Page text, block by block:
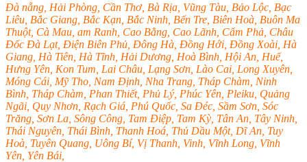
Đà nẵng, Hải Phòng, Cần Thơ, Bà Rịa, Vũng Tàu, Bảo Lộc, Bạc
Liêu, Bắc Giang, Bắc Kạn, Bắc Ninh, Bến Tre, Biên Hoà, Buôn Ma
Thuột, Cà Mau, am Ranh, Cao Bằng, Cao Lãnh, Cẩm Phả, Châu
Đốc Đà Lạt, Điện Biên Phủ, Đông Hà, Đồng Hới, Đồng Xoài, Hà
Giang, Hà Tiên, Hà Tĩnh, Hải Dương, Hoà Bình, Hội An, Huế,
Hưng Yên, Kon Tum, Lai Châu, Lạng Sơn, Lào Cai, Long Xuyên,
Móng Cái, Mỹ Tho, Nam Định, Nha Trang, Tháp Chàm, Ninh
Bình, Tháp Chàm, Phan Thiết, Phủ Lý, Phúc Yên, Pleiku, Quảng
Ngãi, Quy Nhơn, Rạch Giá, Phú Quốc, Sa Đéc, Sầm Sơn, Sóc
Trăng, Sơn La, Sông Công, Tam Điệp, Tam Kỳ, Tân An, Tây Ninh,
Thái Nguyên, Thái Bình, Thanh Hoá, Thủ Dầu Một, Dĩ An, Tuy
Hoà, Tuyên Quang, Uông Bí, Vị Thanh, Vinh, Vĩnh Long, Vĩnh
Yên, Yên Bái,